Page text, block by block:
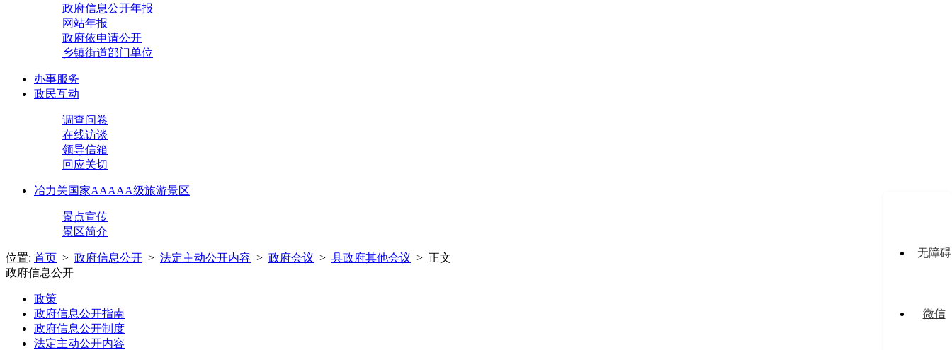
政府信息公开年报
网站年报
政府依申请公开
乡镇街道部门单位
办事服务
政民互动
调查问卷
在线访谈
领导信箱
回应关切
冶力关国家AAAAA级旅游景区
景点宣传
景区简介
位置: 首页 > 政府信息公开 > 法定主动公开内容 > 政府会议 > 县政府其他会议 > 正文
政府信息公开
政策
政府信息公开指南
政府信息公开制度
法定主动公开内容
无障碍
微信